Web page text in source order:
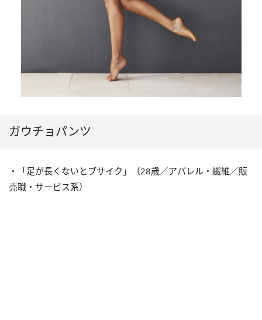
ガウチョパンツ
・「足が長くないとブサイク」（28歳／アパレル・繊維／販
売職・サービス系）